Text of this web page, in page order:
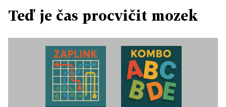
Teď je čas procvičit mozek